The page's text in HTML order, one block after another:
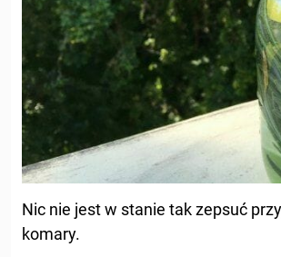
Nic nie jest w stanie tak zepsuć
komary.